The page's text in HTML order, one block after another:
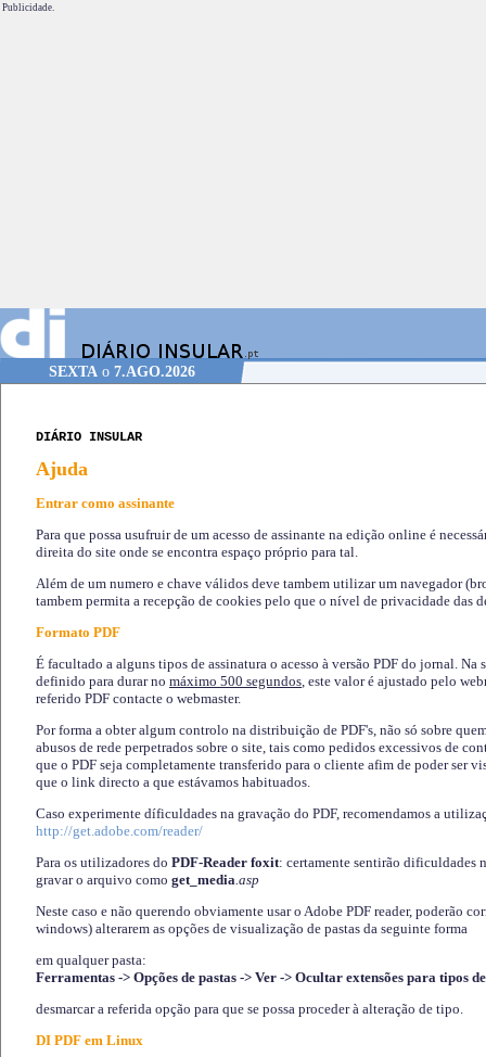
Publicidade.
SEXTA o 7.AGO.2026
DIÁRIO INSULAR
Ajuda
Entrar como assinante
Para que possa usufruir de um acesso de assinante na edição online é
direita do site onde se encontra espaço próprio para tal.
Além de um numero e chave válidos deve tambem utilizar um navegador
tambem permita a recepção de cookies pelo que o nível de privacidade das
Formato PDF
É facultado a alguns tipos de assinatura o acesso à versão PDF do jornal. Na
definido para durar no máximo 500 segundos, este valor é ajustado pelo
referido PDF contacte o webmaster.
Por forma a obter algum controlo na distribuição de PDF's, não só sobre
abusos de rede perpetrados sobre o site, tais como pedidos excessivos de
que o PDF seja completamente transferido para o cliente afim de poder ser
que o link directo a que estávamos habituados.
Caso experimente díficuldades na gravação do PDF, recomendamos a
http://get.adobe.com/reader/
Para os utilizadores do PDF-Reader foxit: certamente sentirão dificuldades
gravar o arquivo como get_media.asp
Neste caso e não querendo obviamente usar o Adobe PDF reader, poderão
windows) alterarem as opções de visualização de pastas da seguinte forma
em qualquer pasta:
Ferramentas -> Opções de pastas -> Ver -> Ocultar extensões para tipos
desmarcar a referida opção para que se possa proceder à alteração de tipo.
DI PDF em Linux